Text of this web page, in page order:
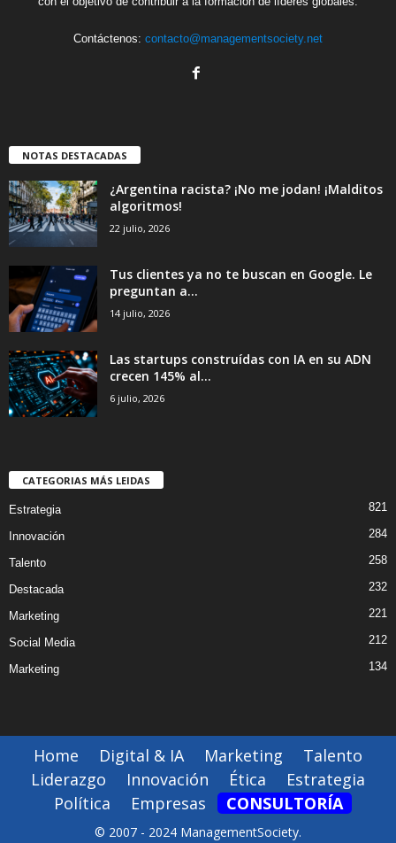
Contáctenos: contacto@managementsociety.net
NOTAS DESTACADAS
¿Argentina racista? ¡No me jodan! ¡Malditos
algoritmos!
22 julio, 2026
Tus clientes ya no te buscan en Google. Le
preguntan a...
14 julio, 2026
Las startups construídas con IA en su ADN
crecen 145% al...
6 julio, 2026
CATEGORIAS MÁS LEIDAS
Estrategia 821
Innovación 284
Talento 258
Destacada 232
Marketing 221
Social Media 212
Marketing 134
Home Digital & IA Marketing
Talento
Liderazgo
Innovación Ética
Estrategia
Política
Empresas CONSULTORÍA
© 2007 - 2024 ManagementSociety.